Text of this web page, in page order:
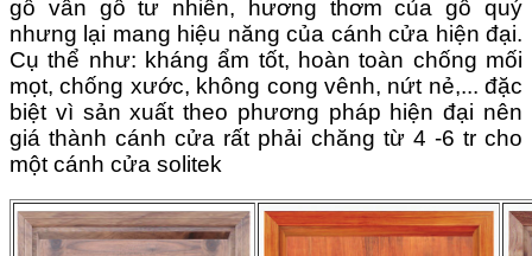
gỗ vân gỗ tư nhiên, hương thơm của gỗ quý
nhưng lại mang hiệu năng của cánh cửa hiện đại.
Cụ thể như: kháng ẩm tốt, hoàn toàn chống mối
mọt, chống xước, không cong vênh, nứt nẻ,... đặc
biệt vì sản xuất theo phương pháp hiện đại nên
giá thành cánh cửa rất phải chăng từ 4 -6 tr cho
một cánh cửa solitek